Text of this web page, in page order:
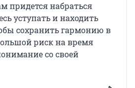
придется набраться
уступать и находить
сохранить гармонию в
риск на время
со своей